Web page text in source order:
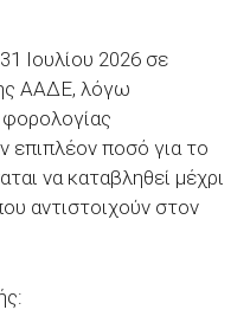
Ιουλίου 2026 σε
ΑΑΔΕ, λόγω
επιπλέον ποσό για το
να καταβληθεί μέχρι
αντιστοιχούν στον